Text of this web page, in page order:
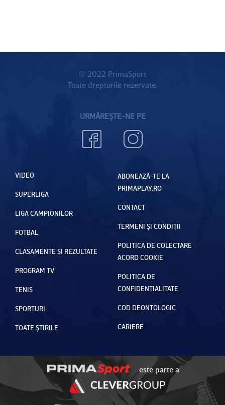
© 2022 PrimaSport
Toate drepturile rezervate.
URMĂREȘTE-NE PE
VIDEO
SUPERLIGA
LIGA CAMPIONILOR
FOTBAL
CLASAMENTE ȘI REZULTATE
PROGRAM TV
TENIS
SPORTURI
TOATE ȘTIRILE
ABONEAZĂ-TE LA
PRIMAPLAY.RO
CONTACT
TERMENI ȘI CONDIȚII
POLITICA DE COLECTARE
ACORD COOKIE
POLITICA DE
CONFIDENȚIALITATE
COD DEONTOLOGIC
CARIERE
este parte a